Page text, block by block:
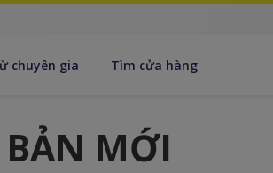
chuyên gia Tìm cửa hàng
MỚI